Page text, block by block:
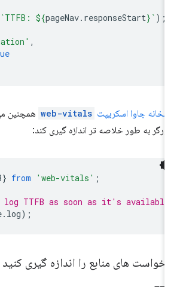
(`TTFB: ${pageNav.responseStart }
true
جاوا اسکریپت web-vitals
به طور خلاصه تر اندازه گیری کند:
} from 'web-vitals'
log TTFB as soon as it's
.log
های منابع را اندازه گیری کنید